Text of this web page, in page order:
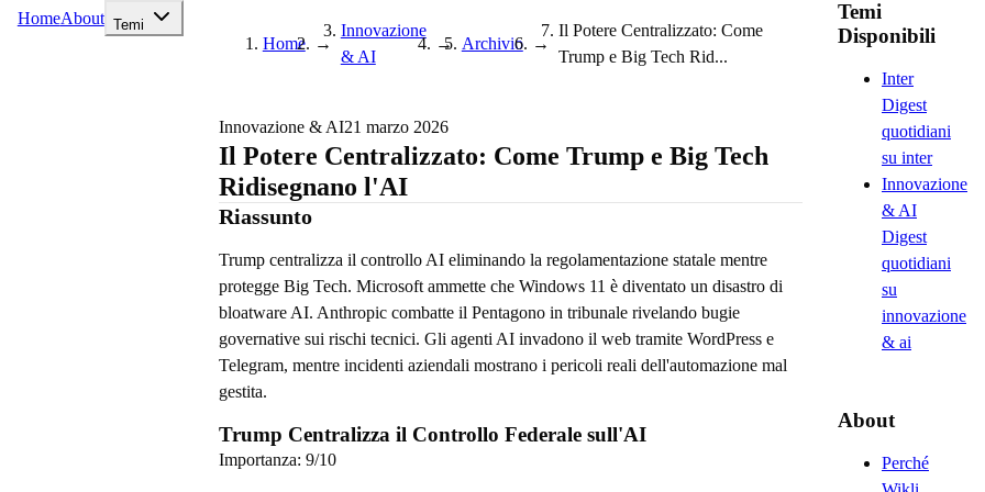
HomeAbout Temi
Home →
Innovazione
& AI
→ Archivio →
Il Potere Centralizzato: Come
Trump e Big Tech Rid...
Innovazione & AI21 marzo 2026
Il Potere Centralizzato: Come Trump e Big Tech
Ridisegnano l'AI
Riassunto
Trump centralizza il controllo AI eliminando la regolamentazione statale mentre
protegge Big Tech. Microsoft ammette che Windows 11 è diventato un disastro di
bloatware AI. Anthropic combatte il Pentagono in tribunale rivelando bugie
governative sui rischi tecnici. Gli agenti AI invadono il web tramite WordPress e
Telegram, mentre incidenti aziendali mostrano i pericoli reali dell'automazione mal
gestita.
Trump Centralizza il Controllo Federale sull'AI
Importanza: 9/10
Temi
Disponibili
Inter
Digest
quotidiani
su inter
Innovazione
& AI
Digest
quotidiani
su
innovazione
& ai
About
Perché